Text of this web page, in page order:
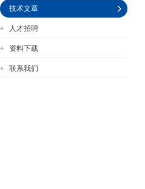
技术文章
人才招聘
资料下载
联系我们